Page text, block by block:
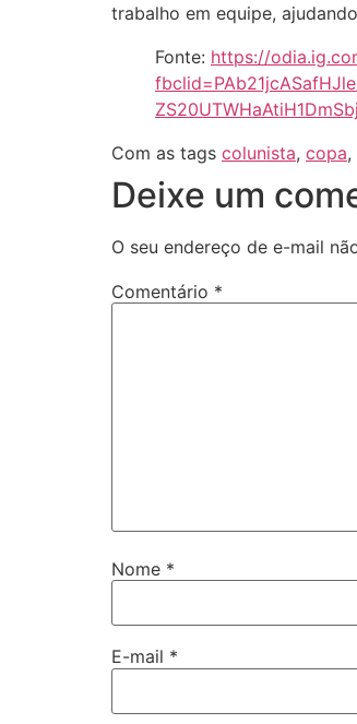
trabalho em equipe,
Fonte: https://
Com as tags colunista, copa,
Deixe um
O seu endereço de e-mail
Comentário *
Nome *
E-mail *